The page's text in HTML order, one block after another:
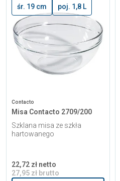
śr. 19 cm poj. 1,8 L
Contacto
Misa Contacto 2709/200
Szklana misa ze szkła
hartowanego
22,72 zł netto
27,95 zł brutto